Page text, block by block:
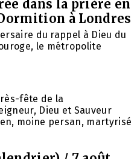
dans la prière en
à Londres
du rappel à Dieu du
le métropolite
fête de la
Dieu et Sauveur
moine persan, martyrisé